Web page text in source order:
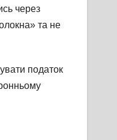
через
та не
податок